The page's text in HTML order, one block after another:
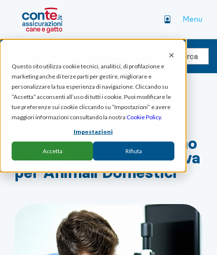
Questo sito utilizza cookie tecnici, analitici, di profilazione e
marketing anche di terze parti per gestire, migliorare e
personalizzare la tua esperienza di navigazione. Cliccando su
“Accetta” acconsenti all’uso di tutti i cookie. Puoi modificare le
tue preferenze sui cookie cliccando su “Impostazioni” e avere
maggiori informazioni consultando la nostra Cookie Policy.
Impostazioni
Accetta Rifiuta
Menu
Sinistri veterinari: Cosa
sono e come Funzionano
nella Polizza Assicurativa
per Animali Domestici